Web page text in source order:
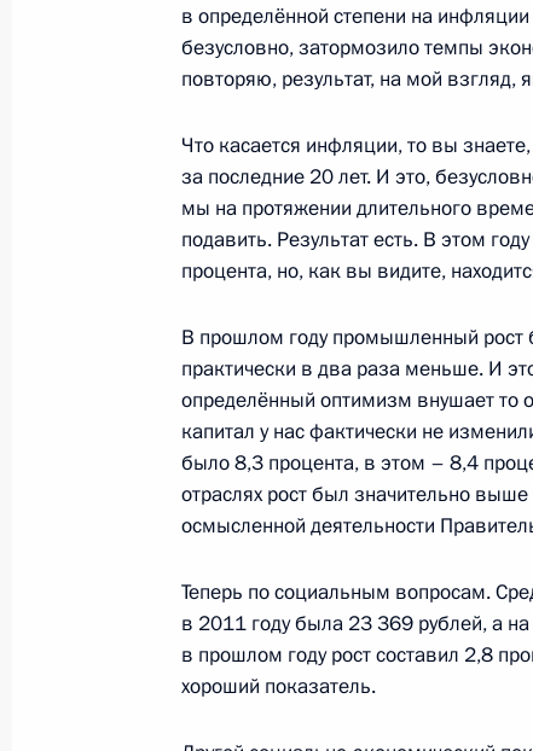
Поздравление Синдзо Абэ с
26 декабря 2012 года, 11:50
25 декабря 2012 года, вторник
Запуск второй очереди
океан
25 декабря 2012 года, 11:00 Московская
24 декабря 2012 года,
космической обороны
24 декабря 2012 года, 17:15
Кадровые изменения в
в определённой степени на
безусловно, затормозило темпы
повторяю, результат, на мой взгляд,
Что касается инфляции, то вы
за последние 20 лет. И это,
мы на протяжении длительного
подавить. Результат есть. В этом
процента, но, как вы видите,
В прошлом году промышленный рост
практически в два раза меньше. И
определённый оптимизм внушает то
капитал у нас фактически не
было 8,3 процента, в этом – 8,4
отраслях рост был значительно
осмысленной деятельности
Теперь по социальным вопросам.
в 2011 году была 23 369 рублей, а
в прошлом году рост составил 2,8
хороший показатель.